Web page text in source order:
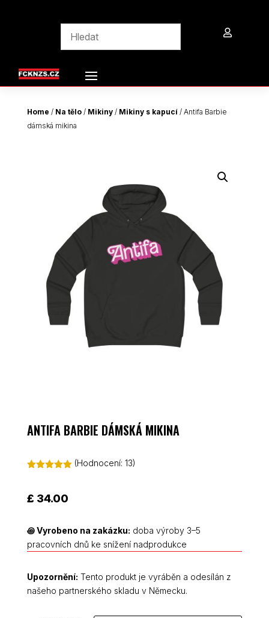

Home / Na tělo/ Mikiny/ Mikiny s kapucí/ Antifa Barbie
dámská mikina
ANTIFA BARBIE DÁMSKÁ MIKINA
základě
hodnocení
(Hodnocení:13)
£ 34.00
꩜Vyrobeno na zakázku: doba výroby 3–5
pracovních dnů ke snížení nadprodukce
Upozornění: Tento produkt je vyráběn a odesílán z
našeho partnerského skladu v Německu.